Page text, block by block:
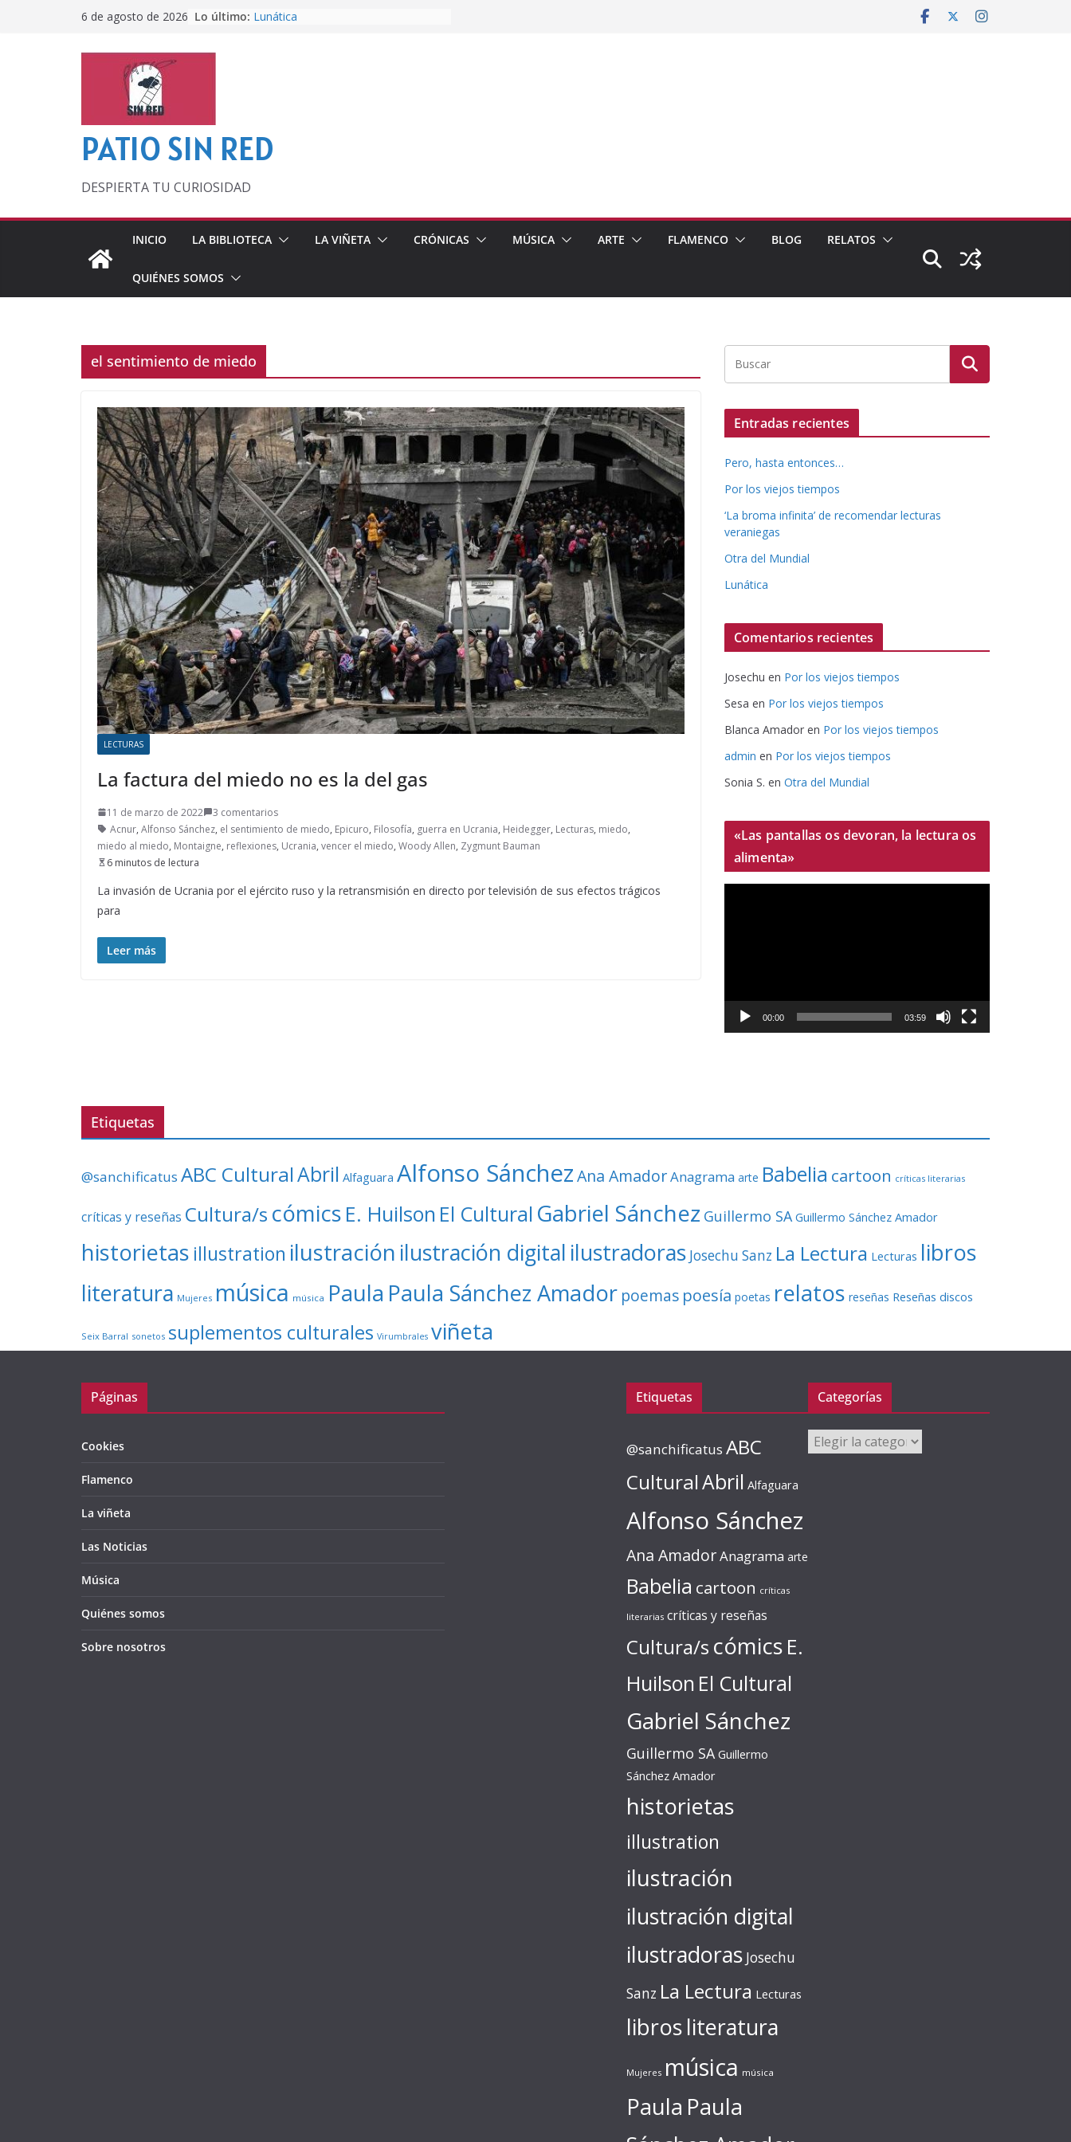
6 de agosto de 2026 Lo último: Lunática
PATIO SIN RED
DESPIERTA TU CURIOSIDAD
INICIO LA BIBLIOTECA LA VIÑETA CRÓNICAS MÚSICA ARTE FLAMENCO BLOG RELATOS
QUIÉNES SOMOS
el sentimiento de miedo
LECTURAS
La factura del miedo no es la del gas
11 de marzo de 2022
3 comentarios
Acnur, Alfonso Sánchez, el sentimiento de miedo, Epicuro, Filosofía, guerra en Ucrania, Heidegger, Lecturas, miedo,
miedo al miedo, Montaigne, reflexiones, Ucrania, vencer el miedo, Woody Allen, Zygmunt Bauman
6 minutos de lectura
La invasión de Ucrania por el ejército ruso y la retransmisión en directo por televisión de sus efectos trágicos
para
Leer más
Entradas recientes
Pero, hasta entonces…
Por los viejos tiempos
‘La broma infinita’ de recomendar lecturas
veraniegas
Otra del Mundial
Lunática
Comentarios recientes
Josechu en Por los viejos tiempos
Sesa en Por los viejos tiempos
Blanca Amador en Por los viejos tiempos
admin en Por los viejos tiempos
Sonia S. en Otra del Mundial
«Las pantallas os devoran, la lectura os
alimenta»
c
í
e
00:00 03:59
Etiquetas
@sanchificatus ABC CulturalAbril Alfaguara Alfonso SánchezAna AmadorAnagrama arte Babelia cartoon críticas literarias
críticas y reseñas Cultura/s cómics E. Huilson El Cultural Gabriel Sánchez Guillermo SA Guillermo Sánchez Amador
historietas illustration ilustración ilustración digital ilustradoras Josechu Sanz La Lectura Lecturas libros
literatura Mujeres música música Paula Paula Sánchez Amador poemas poesía poetas relatos reseñas Reseñas discos
Seix Barral sonetos suplementos culturales Virumbrales viñeta
Páginas
Cookies
Flamenco
La viñeta
Las Noticias
Música
Quiénes somos
Sobre nosotros
Etiquetas
@sanchificatus ABC
CulturalAbril Alfaguara
Alfonso Sánchez
Ana AmadorAnagrama arte
Babelia cartoon críticas
literarias críticas y reseñas
Cultura/s cómics E.
Huilson El Cultural
Gabriel Sánchez
Guillermo SA Guillermo
Sánchez Amador
historietas
illustration
ilustración
ilustración digital
ilustradoras Josechu
Sanz La Lectura Lecturas
librosliteratura
Mujeres música música
Paula Paula
Categorías
Categorías